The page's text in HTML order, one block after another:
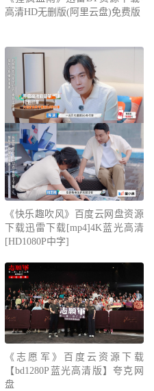
高清HD无删版(阿里云盘)免费版
《快乐趣吹风》百度云网盘资源
下载迅雷下载[mp4]4K蓝光高清
[HD1080P中字]
《志愿军》百度云资源下载
【bd1280P蓝光高清版】夸克网
盘